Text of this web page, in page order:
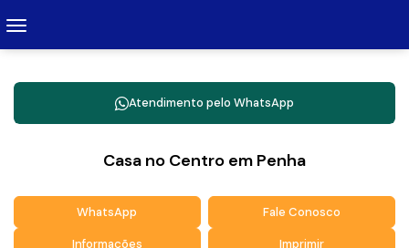
Atendimento pelo WhatsApp
Casa no Centro em Penha
WhatsApp Fale Conosco
Informações Imprimir